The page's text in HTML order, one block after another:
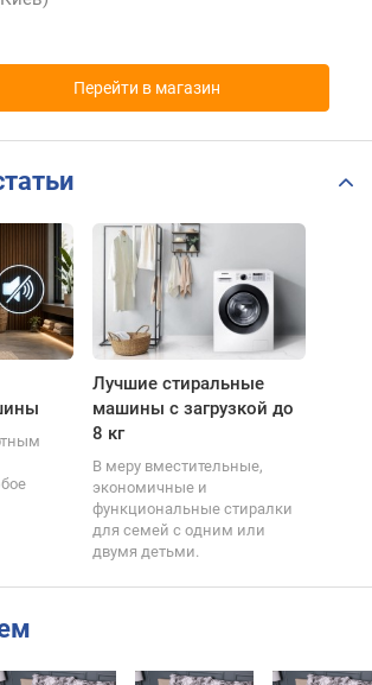
Перейти в магазин
Лучшие стиральные
машины с загрузкой до
8 кг
В меру вместительные,
экономичные и
функциональные стиралки
для семей с одним или
двумя детьми.